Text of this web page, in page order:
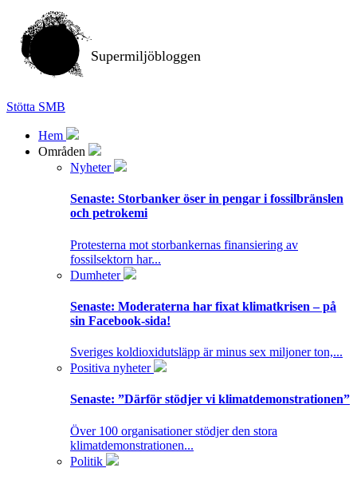
Supermiljöbloggen
Stötta SMB
Hem
Områden
Nyheter
Senaste: Storbanker öser in pengar i fossilbränslen
och petrokemi
Protesterna mot storbankernas finansiering av
fossilsektorn har...
Dumheter
Senaste: Moderaterna har fixat klimatkrisen – på
sin Facebook-sida!
Sveriges koldioxidutsläpp är minus sex miljoner ton,...
Positiva nyheter
Senaste: ”Därför stödjer vi klimatdemonstrationen”
Över 100 organisationer stödjer den stora
klimatdemonstrationen...
Politik